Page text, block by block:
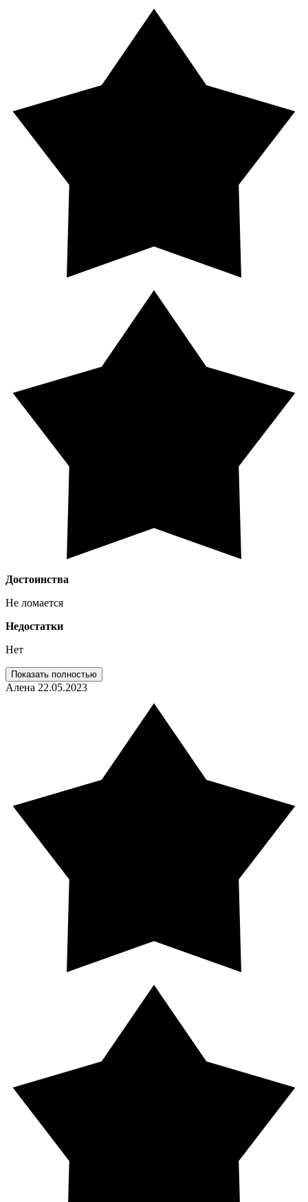
Достоинства
Не ломается
Недостатки
Нет
Показать полностью
Алена 22.05.2023